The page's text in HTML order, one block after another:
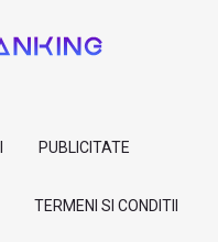
PUBLICITATE
TERMENI SI CONDITII